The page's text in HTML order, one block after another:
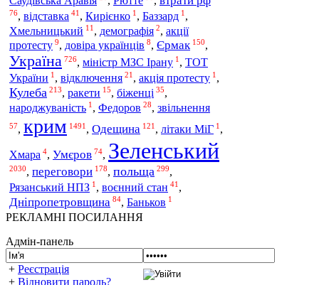
76, відставка 41 , Кирієнко 1 , Баззард 1 ,
Хмельницький 11 , демографія 2, акції
протесту 9, довіра українців 8, Єрмак 150,
Україна 726, міністр МЗС Ірану 1 , ТОТ
України 1, відключення 21, акція протесту 1,
Кулеба 213, ракети 15, біженці 35,
народжуваність 1 , Федоров 28, звільнення
57, крим 1491 , Одещина 121 , літаки МіГ 1 ,
Хмара 4, Умєров 74, Зеленський
2030, переговори 178, польща 299,
Рязанський НПЗ 1 , воєнний стан 41 ,
Дніпропетровщина 84, Баньков 1
РЕКЛАМНІ ПОСИЛАННЯ
Адмін-панель
+ Реєстрація
+ Відновити пароль?